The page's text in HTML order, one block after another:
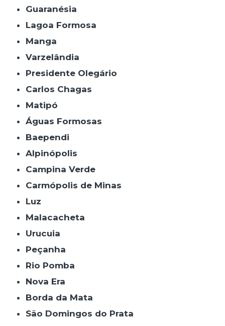
Guaranésia
Lagoa Formosa
Manga
Varzelândia
Presidente Olegário
Carlos Chagas
Matipó
Águas Formosas
Baependi
Alpinópolis
Campina Verde
Carmópolis de Minas
Luz
Malacacheta
Urucuia
Peçanha
Rio Pomba
Nova Era
Borda da Mata
São Domingos do Prata